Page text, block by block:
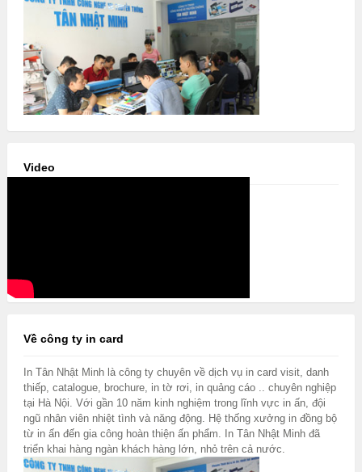
Video
Về công ty in card
In Tân Nhật Minh là công ty chuyên về dịch vụ in card visit, danh
thiếp, catalogue, brochure, in tờ rơi, in quảng cáo .. chuyên nghiệp
tại Hà Nội. Với gần 10 năm kinh nghiệm trong lĩnh vực in ấn, đội
ngũ nhân viên nhiệt tình và năng động. Hệ thống xưởng in đồng bộ
từ in ấn đến gia công hoàn thiện ấn phẩm. In Tân Nhật Minh đã
triển khai hàng ngàn khách hàng lớn, nhỏ trên cả nước.